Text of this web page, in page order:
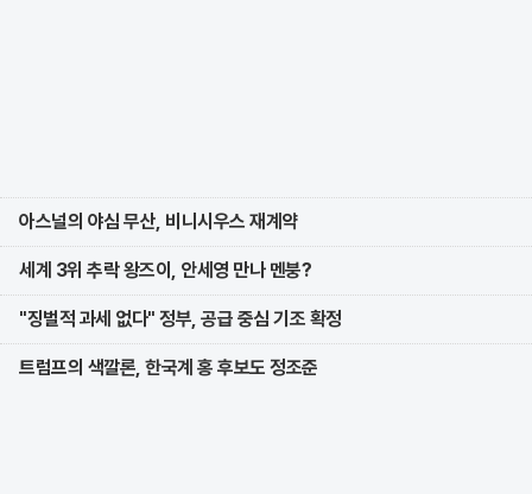
아스널의 야심 무산, 비니시우스 재계약
세계 3위 추락 왕즈이, 안세영 만나 멘붕?
"징벌적 과세 없다" 정부, 공급 중심 기조 확정
트럼프의 색깔론, 한국계 홍 후보도 정조준